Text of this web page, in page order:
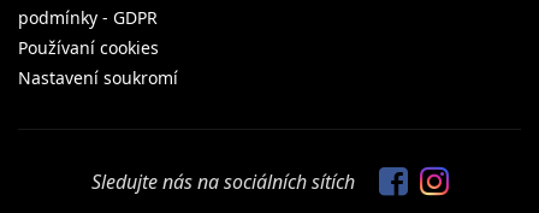
podmínky - GDPR
Používaní cookies
Nastavení soukromí
Sledujte nás na sociálních sítích